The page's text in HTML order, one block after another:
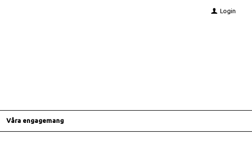
Login
Våra engagemang